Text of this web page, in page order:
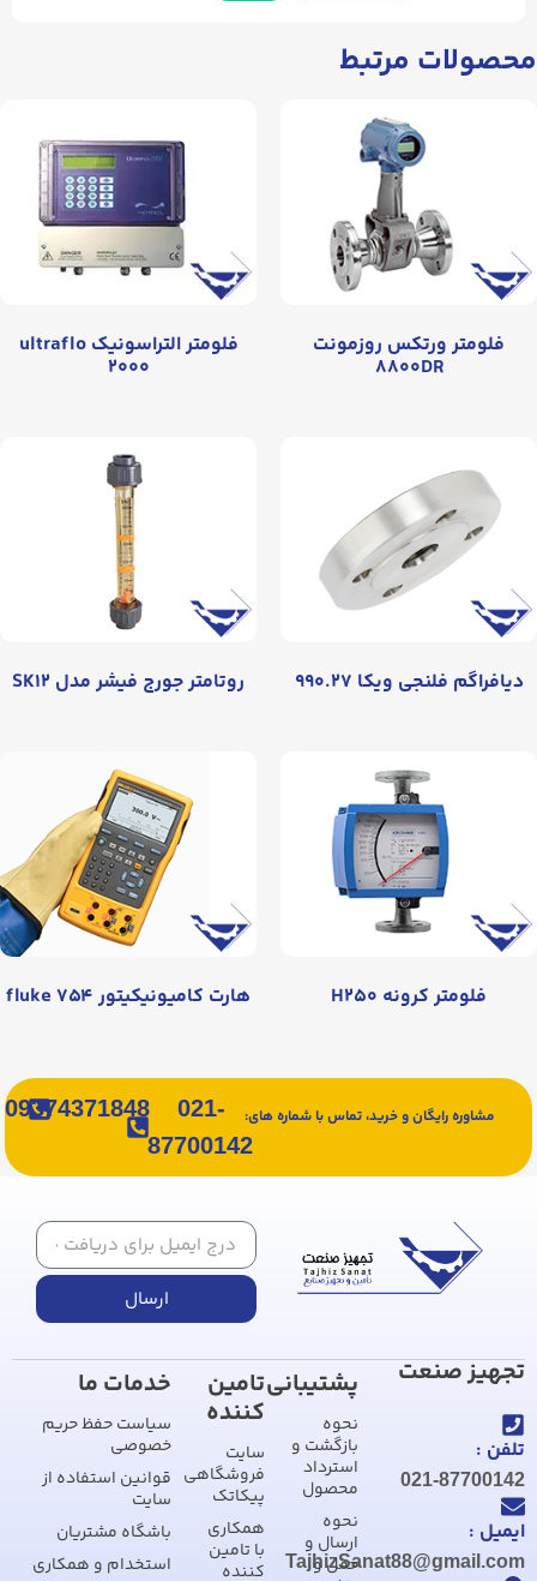
محصولات مرتبط
فلومتر ورتکس روزمونت
۸۸۰۰DR
فلومتر التراسونيک ultraflo
۲۰۰۰
دیافراگم فلنجی ویکا ۹۹۰.۲۷ روتامتر جورج فیشر مدل SK۱۲
فلومتر کرونه H۲۵۰ هارت کامیونیکیتور fluke ۷۵۴
مشاوره رایگان و خرید، تماس با شماره های:
021-
87700142
09374371848
ارسال
تجهیز صنعت
تلفن :
021-87700142
ایمیل :
TajhizSanat88@gmail.com
پشتیبانی
نحوه
بازگشت و
استرداد
محصول
نحوه
ارسال و
حمل و
تامین
کننده
سایت
فروشگاهی
پیکاتک
همکاری
با تامین
کننده
خدمات ما
سیاست حفظ حریم
خصوصی
قوانین استفاده از
سایت
باشگاه مشتریان
استخدام و همکاری